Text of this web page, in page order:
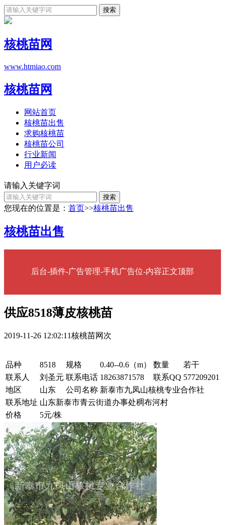
核桃苗网
www.htmiao.com
核桃苗网
网站首页
核桃苗出售
求购核桃苗
核桃苗公司
行业新闻
用户必读
请输入关键字词
您现在的位置是： 首页>>核桃苗出售
核桃苗出售
后台-插件-广告管理-手机广告位-内容正文顶部
供应8518薄皮核桃苗
2019-11-26 12:02:11核桃苗网 次
品种 8518 规格 0.40--0.6（m） 数量
若干
联系人
刘圣元 联系电话 18263871578 联系QQ 577209201
地区
山东 公司名称 新泰市九凤山核桃专业合作社
联系地址 山东新泰市青云街道办事处稠布河村
价格
5元/株